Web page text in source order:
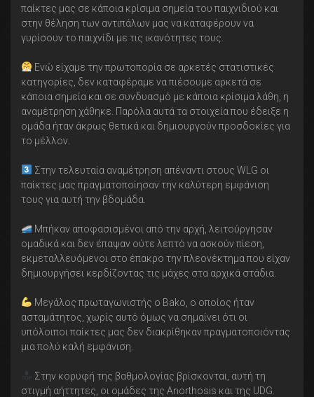
παίκτες μας σε κάποια κρίσιμα σημεία του παιχνιδιού και
στην θέληση των αντιπάλων μας να καταφέρουν να
γυρίσουν το παιχνίδι με τις ικανότητες τους.
Ενώ είχαμε την πρωτοπορία σε αρκετές στατιστικές
κατηγορίες, δεν καταφέραμε να πιέσουμε αρκετά σε
κάποια σημεία και σε συνδυασμό με κάποια κρίσιμα λάθη, η
αναμέτρηση χάθηκε. Παρόλα αυτά τα στοιχεία που έδειξε η
ομάδα ήταν άκρως θετικά και δημιουργούν προσδοκίες για
το μέλλον.
Στην τελευταία αναμέτρηση απέναντι στους WLG οι
παίκτες μας πραγματοποίησαν την καλύτερη εμφάνιση
τους για αυτή την βδομάδα.
Μπήκαν αποφασισμένοι από την αρχή, λειτούργησαν
ομαδικά και δεν έπαψαν ούτε λεπτό να ασκούν πίεση,
εκμεταλλευόμενοι στο έπακρο την πλεονέκτημα που είχαν
δημιουργήσει κερδίζοντας τις μάχες στα αρχικά στάδια.
Μεγάλος πρωταγωνιστής ο Bako, ο οποίος ήταν
ασταμάτητος, χωρίς αυτό όμως να σημαίνει ότι οι
υπόλοιποι παίκτες μας δεν διακρίθηκαν πραγματοποιόντας
μια πολύ καλή εμφάνιση.
Στην κορυφή της βαθμολογίας βρίσκονται, αυτή τη
στιγμή αήττητες, οι ομάδες της Anorthosis και της UDG.